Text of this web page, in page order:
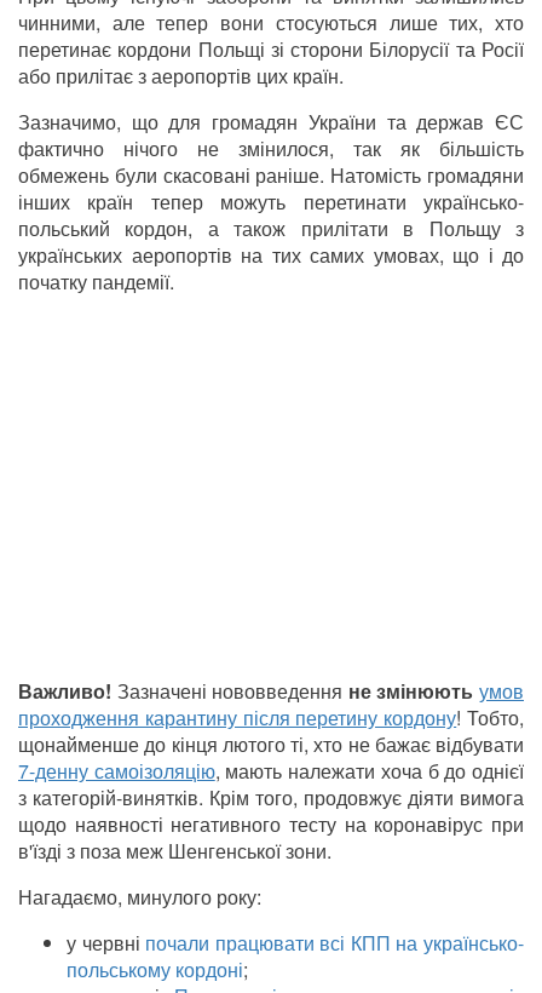
чинними, але тепер вони стосуються лише тих, хто
перетинає кордони Польщі зі сторони Білорусії та Росії
або прилітає з аеропортів цих країн.
Зазначимо, що для громадян України та держав ЄС
фактично нічого не змінилося, так як більшість
обмежень були скасовані раніше. Натомість громадяни
інших країн тепер можуть перетинати українсько-
польський кордон, а також прилітати в Польщу з
українських аеропортів на тих самих умовах, що і до
початку пандемії.
Важливо! Зазначені нововведення не змінюють умов
проходження карантину після перетину кордону! Тобто,
щонайменше до кінця лютого ті, хто не бажає відбувати
7-денну самоізоляцію, мають належати хоча б до однієї
з категорій-винятків. Крім того, продовжує діяти вимога
щодо наявності негативного тесту на коронавірус при
в'їзді з поза меж Шенгенської зони.
Нагадаємо, минулого року:
у червні почали працювати всі КПП на українсько-
польському кордоні;